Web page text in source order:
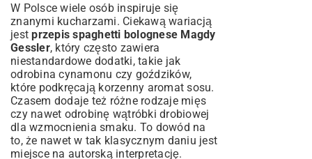
W Polsce wiele osób inspiruje się
znanymi kucharzami. Ciekawą wariacją
jestprzepis spaghetti bolognese Magdy
Gessler, który często zawiera
niestandardowe dodatki, takie jak
odrobina cynamonu czy goździków,
które podkręcają korzenny aromat sosu.
Czasem dodaje też różne rodzaje mięs
czy nawet odrobinę wątróbki drobiowej
dla wzmocnienia smaku. To dowód na
to, że nawet w tak klasycznym daniu jest
miejsce na autorską interpretację.